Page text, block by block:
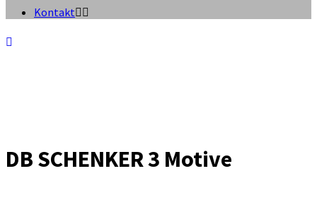
Kontakt
DB SCHENKER 3 Motive